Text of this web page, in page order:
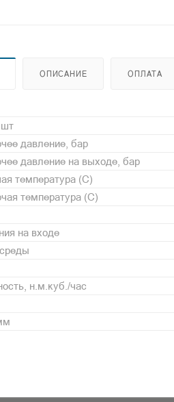
ОПИСАНИЕ ОПЛАТА
шт
давление, бар
давление на выходе, бар
температура (С)
температура (С)
на входе
н.м.куб./час